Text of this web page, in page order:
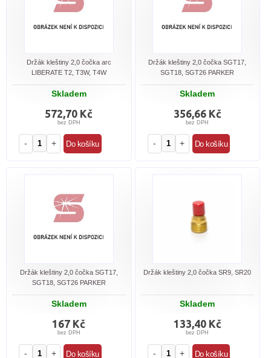
Držák kleštiny 2,0 čočka arc
LIBERATE T2, T3W, T4W
Skladem
572,70 Kč
bez DPH
- +
Držák kleštiny 2,0 čočka SGT17,
SGT18, SGT26 PARKER
Skladem
356,66 Kč
bez DPH
- +
Držák kleštiny 2,0 čočka SGT17,
SGT18, SGT26 PARKER
Skladem
167 Kč
bez DPH
- +
Držák kleštiny 2,0 čočka SR9, SR20
Skladem
133,40 Kč
bez DPH
- +